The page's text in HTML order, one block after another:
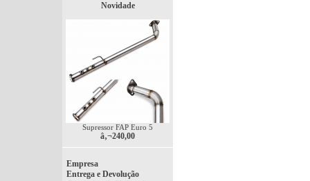
Novidade
Supressor FAP Euro 5
â‚¬240,00
Empresa
Entrega e Devolução